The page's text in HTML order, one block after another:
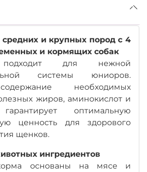
и крупных пород с 4
и кормящих собак
подходит для нежной
системы юниоров.
необходимых
жиров, аминокислот и
оптимальную
ценность для здорового
щенков.
ингредиентов
основаны на мясе и